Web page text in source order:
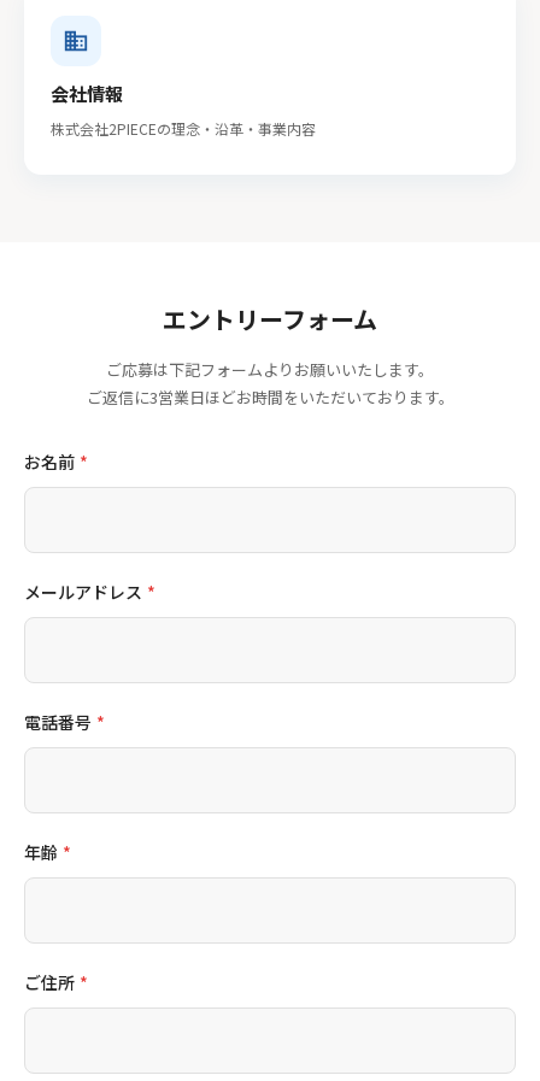
business
会社情報
株式会社2PIECEの理念・沿革・事業内容
エントリーフォーム
ご応募は下記フォームよりお願いいたします。
ご返信に3営業日ほどお時間をいただいております。
お名前 *
メールアドレス *
電話番号 *
年齢 *
ご住所 *